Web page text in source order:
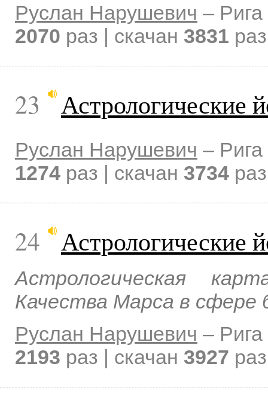
Руслан Нарушевич –
2070 раз | скачан 3831
23 Астрологические
Руслан Нарушевич –
1274 раз | скачан 3734
24 Астрологические
Астрологическая
Качества Марса в сфере
Руслан Нарушевич –
2193 раз | скачан 3927